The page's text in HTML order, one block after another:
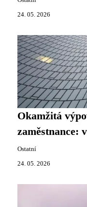
24. 05. 2026
Okamžitá
zaměstnance:
Ostatní
24. 05. 2026